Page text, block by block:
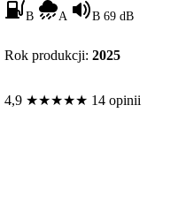
B A B 69 dB
Rok produkcji: 2025
4,9 ★★★★★ 14 opinii